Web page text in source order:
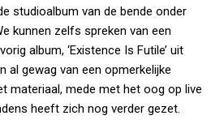
studioalbum van de bende onder
kunnen zelfs spreken van een
album, ‘Existence Is Futile’ uit
al gewag van een opmerkelijke
materiaal, mede met het oog op live
heeft zich nog verder gezet.